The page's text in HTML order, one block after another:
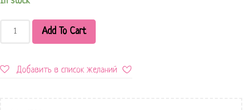
Add To Cart
Добавить в список желаний